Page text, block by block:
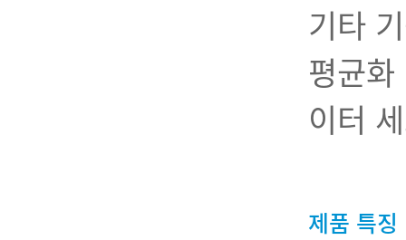
기타
평균
이터
제품 특징